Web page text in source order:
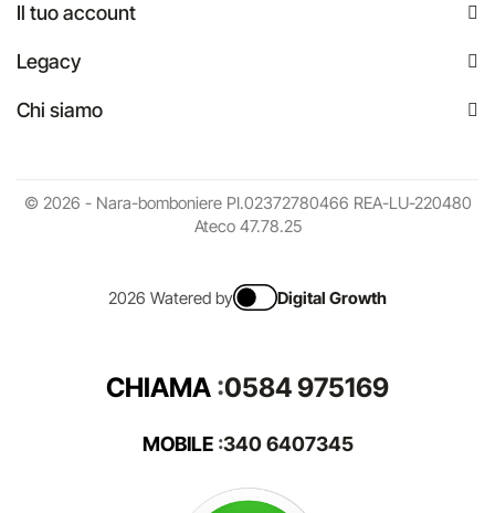
Il tuo account
Legacy
Chi siamo
© 2026 - Nara-bomboniere PI.02372780466 REA-LU-220480
Ateco 47.78.25
2026 Watered by Digital Growth
CHIAMA :0584 975169
MOBILE:340 6407345